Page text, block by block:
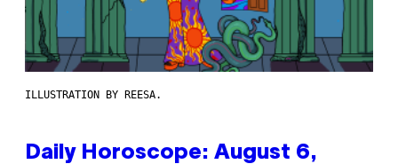
ILLUSTRATION BY REESA.
Daily Horoscope: August 6,